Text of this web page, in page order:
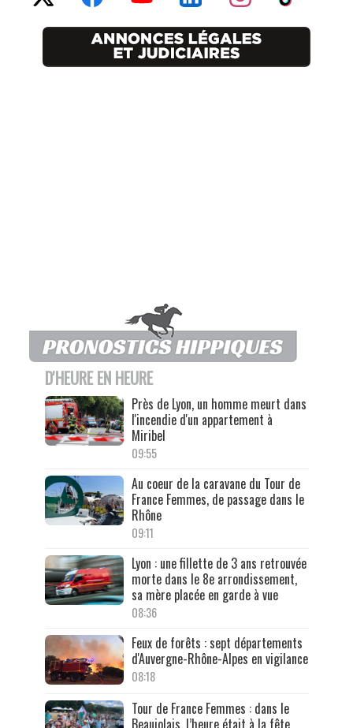
D'HEURE EN HEURE
Près de Lyon, un homme meurt dans
l'incendie d'un appartement à
Miribel
09:55
Au coeur de la caravane du Tour de
France Femmes, de passage dans le
Rhône
09:11
Lyon : une fillette de 3 ans retrouvée
morte dans le 8e arrondissement,
sa mère placée en garde à vue
08:36
Feux de forêts : sept départements
d'Auvergne-Rhône-Alpes en vigilance
08:18
Tour de France Femmes : dans le
Beaujolais, l’heure était à la fête